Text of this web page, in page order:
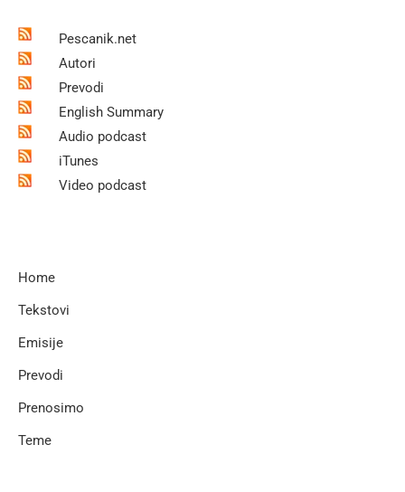
Pescanik.net
Autori
Prevodi
English Summary
Audio podcast
iTunes
Video podcast
Home
Tekstovi
Emisije
Prevodi
Prenosimo
Teme